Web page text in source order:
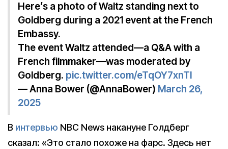
Here’s a photo of Waltz standing next to
Goldberg during a 2021 event at the French
Embassy.
The event Waltz attended—a Q&A with a
French filmmaker—was moderated by
Goldberg. pic.twitter.com/eTqOY7xnTl
— Anna Bower (@AnnaBower) March 26,
2025
В интервью NBC News накануне Голдберг
сказал: «Это стало похоже на фарс. Здесь нет